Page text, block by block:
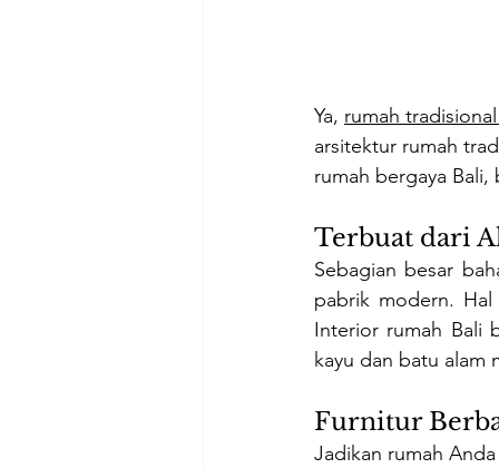
Ya, rumah
arsitektur rumah
rumah bergaya
Terbuat dari
Sebagian besar
pabrik modern.
Interior rumah Bali
kayu dan batu alam
Furnitur
Jadikan rumah